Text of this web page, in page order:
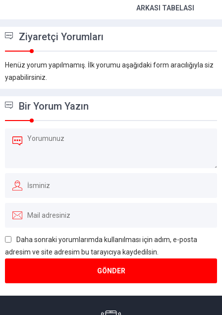
TABELASI
Ziyaretçi Yorumları
Henüz yorum yapılmamış. İlk yorumu aşağıdaki form aracılığıyla siz
yapabilirsiniz.
Bir Yorum Yazın
Daha sonraki yorumlarımda kullanılması için adım, e-posta
adresim ve site adresim bu tarayıcıya kaydedilsin.